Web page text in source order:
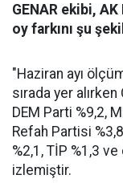
GENAR ekibi,
oy farkını şu
"Haziran ayı
sırada yer
DEM Parti %9,2,
Refah Partisi
%2,1, TİP %1,3
izlemiştir.